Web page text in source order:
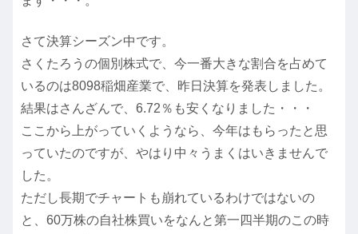
さて決算シーズン中です。
さくたろうの個別株式で、今一番大きな割合を占めて
いるのは8098稲畑産業で、昨日決算を発表しました。
結果はさんざんで、6.72％も安くなりました・・・
ここから上がっていくようなら、今年はもらったと思
っていたのですが、やはり中々うまくはいきませんで
した。
ただし長期でチャートも崩れているわけではないの
と、60万株の自社株買いをなんと第一四半期のこの時